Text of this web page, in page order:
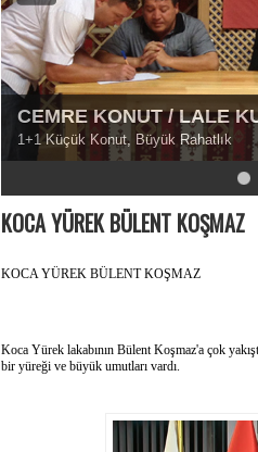
CEMRE KONUT / LALE
1+1 Küçük Konut, Büyük Rahatlık
KOCA YÜREK BÜLENT KOŞMAZ
KOCA YÜREK BÜLENT KOŞMAZ
Koca Yürek lakabının Bülent Koşmaz'a çok
bir yüreği ve büyük umutları vardı.